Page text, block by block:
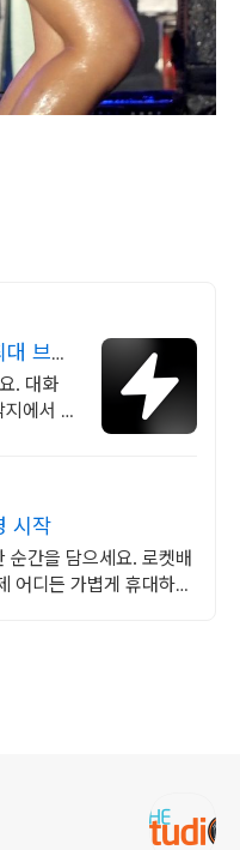
브랜
. 대화
에서 올
시작
순간을 담으세요. 로켓배
어디든 가볍게 휴대하며